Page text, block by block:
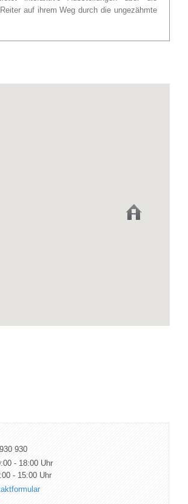
auf ihrem Weg durch die ungezähmte
930
- 18:00 Uhr
- 15:00 Uhr